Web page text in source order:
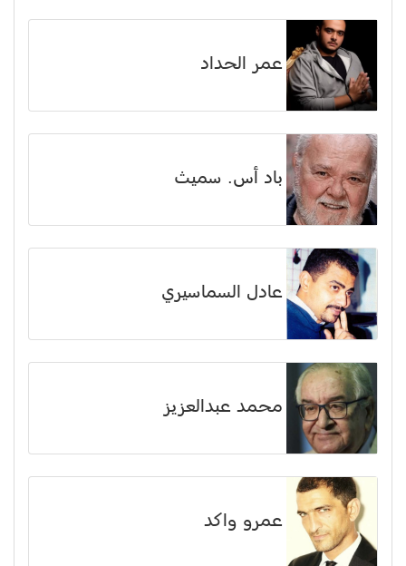
عمر الحداد
باد أس. سميث
عادل السماسيري
محمد عبدالعزيز
عمرو واكد